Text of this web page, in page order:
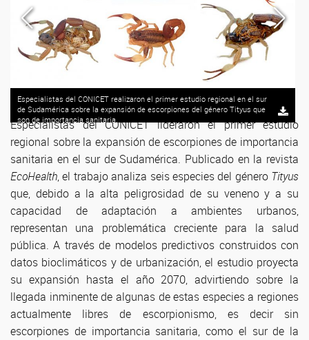
Especialistas del CONICET realizaron el primer estudio regional en el sur
de Sudamérica sobre la expansión de escorpiones del género Tityus que
son de importancia sanitaria.
Especialistas del CONICET lideraron el primer estudio
regional sobre la expansión de escorpiones de importancia
sanitaria en el sur de Sudamérica. Publicado en la revista
EcoHealth, el trabajo analiza seis especies del género Tityus
que, debido a la alta peligrosidad de su veneno y a su
capacidad de adaptación a ambientes urbanos,
representan una problemática creciente para la salud
pública. A través de modelos predictivos construidos con
datos bioclimáticos y de urbanización, el estudio proyecta
su expansión hasta el año 2070, advirtiendo sobre la
llegada inminente de algunas de estas especies a regiones
actualmente libres de escorpionismo, es decir sin
escorpiones de importancia sanitaria, como el sur de la